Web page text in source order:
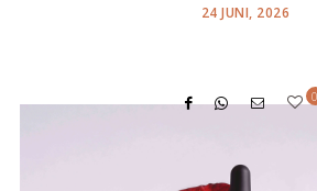
POSTED
24 JUNI, 2026
0